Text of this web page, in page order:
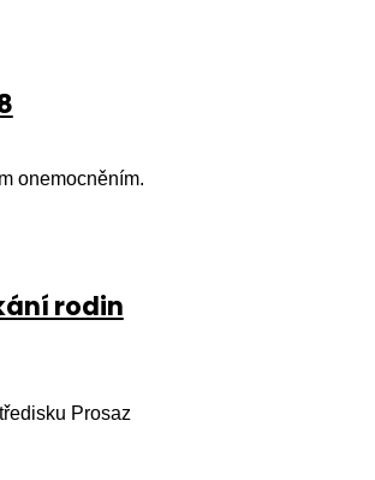
onemocněním.
rodin
Prosaz